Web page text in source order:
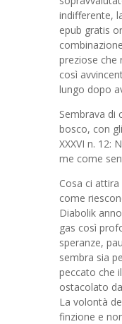
indifferente,
epub gratis
preziose che
così
lungo dopo
Sembrava di
bosco, con
XXXVI n. 12:
me come
Cosa ci
come
Diabolik
gas così
speranze,
sembra sia
peccato che
ostacolato
La volontà
finzione e